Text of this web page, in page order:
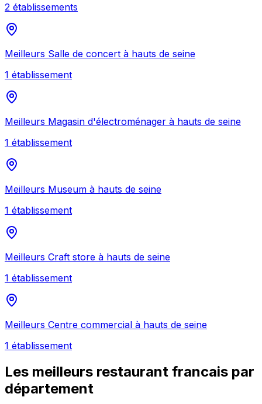
2 établissements
Meilleurs Salle de concert à hauts de seine
1 établissement
Meilleurs Magasin d'électroménager à hauts de seine
1 établissement
Meilleurs Museum à hauts de seine
1 établissement
Meilleurs Craft store à hauts de seine
1 établissement
Meilleurs Centre commercial à hauts de seine
1 établissement
Les meilleurs restaurant francais par
département